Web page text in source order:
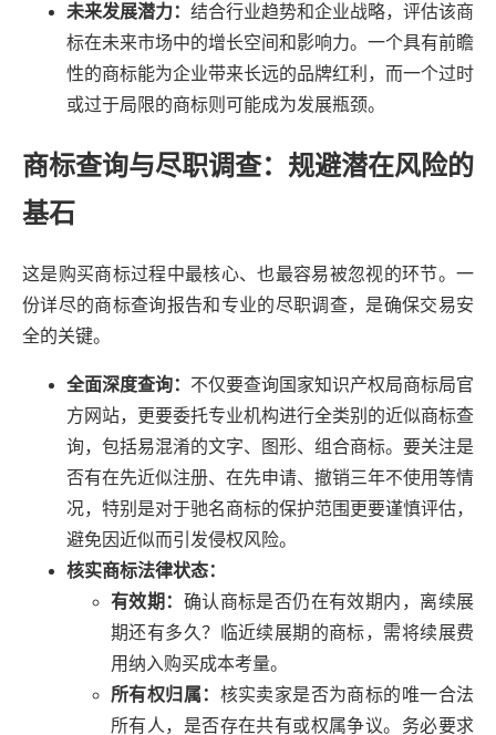
未来发展潜力： 结合行业趋势和企业战略，评估该商
标在未来市场中的增长空间和影响力。一个具有前瞻
性的商标能为企业带来长远的品牌红利，而一个过时
或过于局限的商标则可能成为发展瓶颈。
商标查询与尽职调查：规避潜在风险的
基石
这是购买商标过程中最核心、也最容易被忽视的环节。一
份详尽的商标查询报告和专业的尽职调查，是确保交易安
全的关键。
全面深度查询： 不仅要查询国家知识产权局商标局官
方网站，更要委托专业机构进行全类别的近似商标查
询，包括易混淆的文字、图形、组合商标。要关注是
否有在先近似注册、在先申请、撤销三年不使用等情
况，特别是对于驰名商标的保护范围更要谨慎评估，
避免因近似而引发侵权风险。
核实商标法律状态：
有效期： 确认商标是否仍在有效期内，离续展
期还有多久？临近续展期的商标，需将续展费
用纳入购买成本考量。
所有权归属： 核实卖家是否为商标的唯一合法
所有人，是否存在共有或权属争议。务必要求